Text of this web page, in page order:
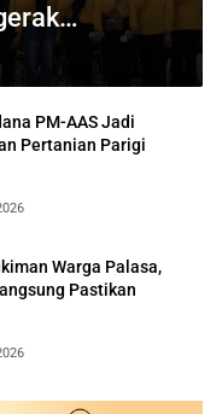
PM-AAS Jadi
Pertanian Parigi
Warga Palasa,
Pastikan